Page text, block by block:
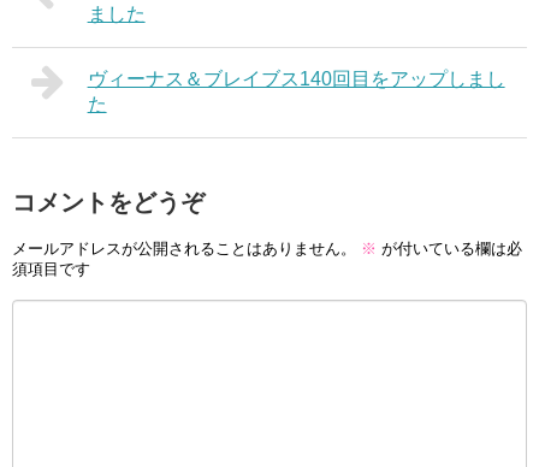
ました
ヴィーナス＆ブレイブス140回目をアップしまし
た
コメントをどうぞ
メールアドレスが公開されることはありません。 ※ が付いている欄は必
須項目です